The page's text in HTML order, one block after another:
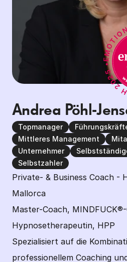
Andrea Pöhl-
Topmanager
Mittleres Management
Unternehmer
Selbstzahler
Private- & Business Coach -
Mallorca
Master-Coach,
Hypnosetherapeutin, HPP
Spezialisiert auf die
professionellem Coaching